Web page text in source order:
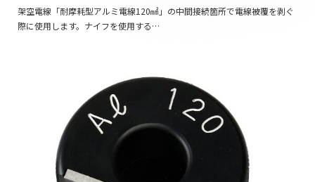
架空電線「耐摩耗型アルミ電線120㎟」の中間接続箇所で電線被覆を剥ぐ
際に使用します。ナイフを使用する…